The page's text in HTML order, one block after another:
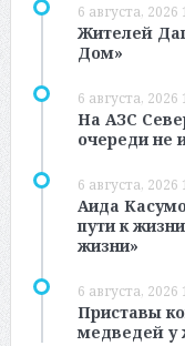
6 августа, 2026
Жителей
Дом»
6 августа, 2026
На АЗС
очереди не
6 августа, 2026
Аида
пути к
жизни»
6 августа, 2026
Приставы
медведей у